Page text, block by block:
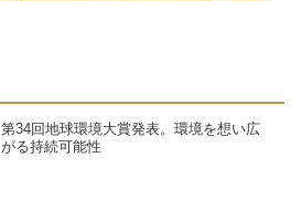
第34回地球環境大賞発表。環境を想い広
がる持続可能性